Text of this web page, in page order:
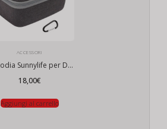
ACCESSORI
Custodia Sunnylife per DJI Goggles 2 / Goggles 3 / Integra
18,00€
Aggiungi al carrello